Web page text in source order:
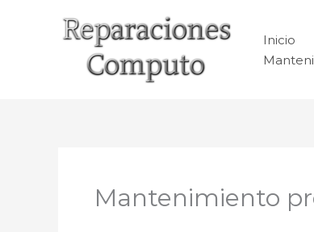
Inicio
Mantenimiento